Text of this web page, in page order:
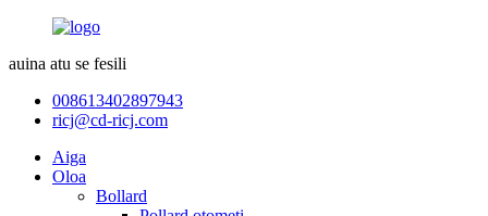
auina atu se fesili
008613402897943
ricj@cd-ricj.com
Aiga
Oloa
Bollard